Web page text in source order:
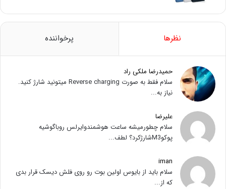
نظرها پرخواننده
حمیدرضا ملکی راد
سلام فقط به صورت Reverse charging میتونید شارژ کنید.
نیاز به...
علیرضا
سلام چطورمیشه ساعت هوشمندوایرلس روباگوشیه
پوکوM3شارژکرد؟ لطف...
iman
سلام باید از بایوس اولین بوت رو روی فلش دیسک قرار بدی
که از...